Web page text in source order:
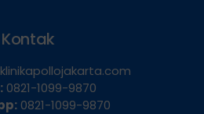
Kontak
0821-1099-9870
0821-1099-9870